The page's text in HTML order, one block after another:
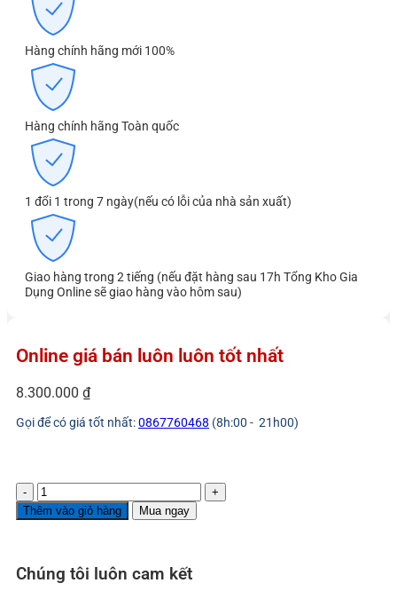
Hàng chính hãng mới 100%
Hàng chính hãng Toàn quốc
1 đổi 1 trong 7 ngày(nếu có lỗi của nhà sản xuất)
Giao hàng trong 2 tiếng (nếu đặt hàng sau 17h Tổng Kho Gia
Dụng Online sẽ giao hàng vào hôm sau)
Online giá bán luôn luôn tốt nhất
8.300.000 ₫
Gọi để có giá tốt nhất:0867760468 (8h:00 - 21h00)
Bếp
từ
2
4000W
Thêm vào giỏ hàng Mua ngay
Chúng tôi luôn cam kết